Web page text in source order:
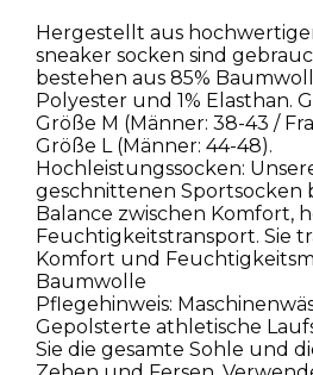
Hergestellt aus
sneaker socken sind
bestehen aus 85%
Polyester und 1% Elasthan.
Größe M (Männer: 38-43 /
Größe L (Männer: 44-48).
Hochleistungssocken:
geschnittenen Sportsocken
Balance zwischen Komfort,
Feuchtigkeitstransport. Sie
Komfort und
Baumwolle
Pflegehinweis:
Gepolsterte athletische
Sie die gesamte Sohle und